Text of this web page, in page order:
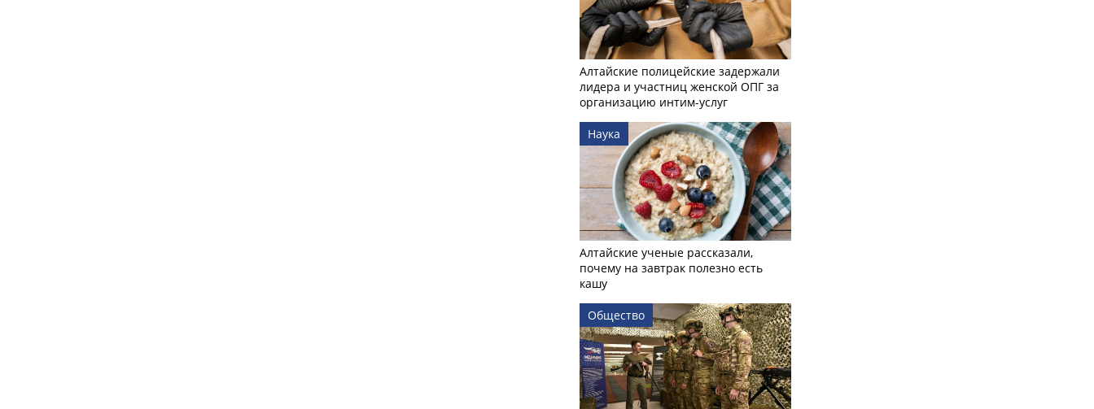
Алтайские полицейские задержали
лидера и участниц женской ОПГ за
организацию интим-услуг
Наука
Алтайские ученые рассказали,
почему на завтрак полезно есть
кашу
Общество